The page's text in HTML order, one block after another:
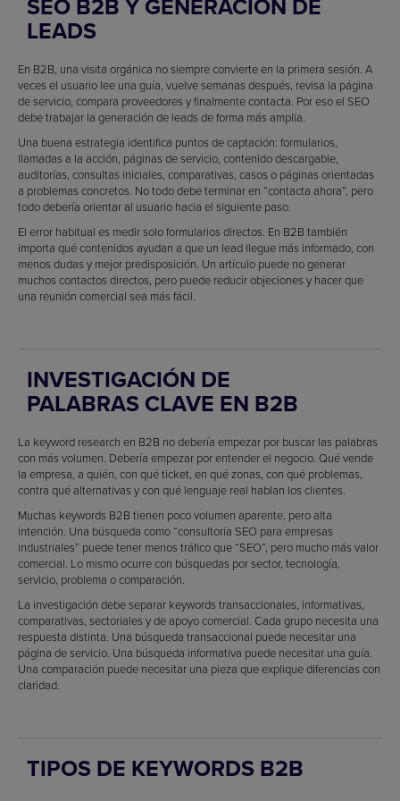
LEADS
En B2B, una visita orgánica no siempre convierte en la primera sesión. A
veces el usuario lee una guía, vuelve semanas después, revisa la página
de servicio, compara proveedores y finalmente contacta. Por eso el SEO
debe trabajar la generación de leads de forma más amplia.
Una buena estrategia identifica puntos de captación: formularios,
llamadas a la acción, páginas de servicio, contenido descargable,
auditorías, consultas iniciales, comparativas, casos o páginas orientadas
a problemas concretos. No todo debe terminar en “contacta ahora”, pero
todo debería orientar al usuario hacia el siguiente paso.
El error habitual es medir solo formularios directos. En B2B también
importa qué contenidos ayudan a que un lead llegue más informado, con
menos dudas y mejor predisposición. Un artículo puede no generar
muchos contactos directos, pero puede reducir objeciones y hacer que
una reunión comercial sea más fácil.
INVESTIGACIÓN DE
PALABRAS CLAVE EN B2B
La keyword research en B2B no debería empezar por buscar las palabras
con más volumen. Debería empezar por entender el negocio. Qué vende
la empresa, a quién, con qué ticket, en qué zonas, con qué problemas,
contra qué alternativas y con qué lenguaje real hablan los clientes.
Muchas keywords B2B tienen poco volumen aparente, pero alta
intención. Una búsqueda como “consultoría SEO para empresas
industriales” puede tener menos tráfico que “SEO”, pero mucho más valor
comercial. Lo mismo ocurre con búsquedas por sector, tecnología,
servicio, problema o comparación.
La investigación debe separar keywords transaccionales, informativas,
comparativas, sectoriales y de apoyo comercial. Cada grupo necesita una
respuesta distinta. Una búsqueda transaccional puede necesitar una
página de servicio. Una búsqueda informativa puede necesitar una guía.
Una comparación puede necesitar una pieza que explique diferencias con
claridad.
TIPOS DE KEYWORDS B2B